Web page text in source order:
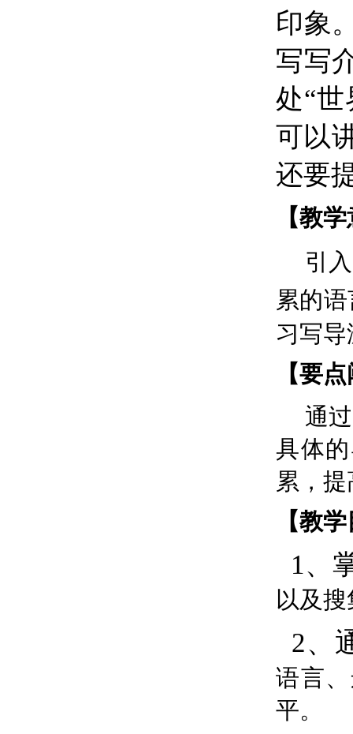
印象
写写
处“
可以
还要
【教学
引入
累的
习写
【要
通
具体
累，
【教
1、
以及搜
2、
语言
平。